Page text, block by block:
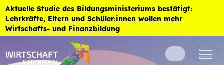
Zum Inhalt der Seite springen
Aktuelle Studie des Bildungsministeriums bestätigt:
Lehrkräfte, Eltern und Schüler:innen wollen mehr
Wirtschafts- und Finanzbildung